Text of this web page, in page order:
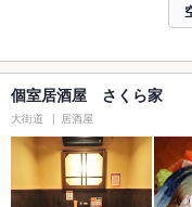
個室居酒屋 さくら家
大街道 居酒屋